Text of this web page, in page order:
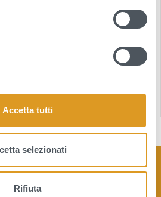
Accetta tutti
selezionati
Rifiuta